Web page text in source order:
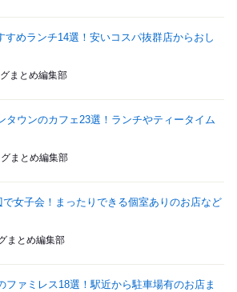
すめランチ14選！安いコスパ抜群店からおし
まとめ編集部
タウンのカフェ23選！ランチやティータイム
まとめ編集部
で女子会！まったりできる個室ありのお店など
まとめ編集部
ファミレス18選！駅近から駐車場有のお店ま